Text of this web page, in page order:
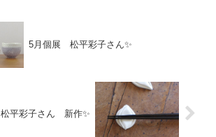
5月個展 松平彩子さん✨
松平彩子さん 新作✨